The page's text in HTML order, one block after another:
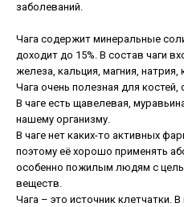
заболеваний.
Чага содержит минеральные
доходит до 15%. В состав чаги
железа, кальция, магния, натрия,
Чага очень полезная для костей,
В чаге есть щавелевая,
нашему организму.
В чаге нет каких-то активных
поэтому её хорошо применять
особенно пожилым людям с
веществ.
Чага – это источник клетчатки.